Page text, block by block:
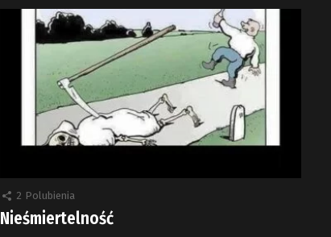
2 Polubienia
Nieśmiertelność